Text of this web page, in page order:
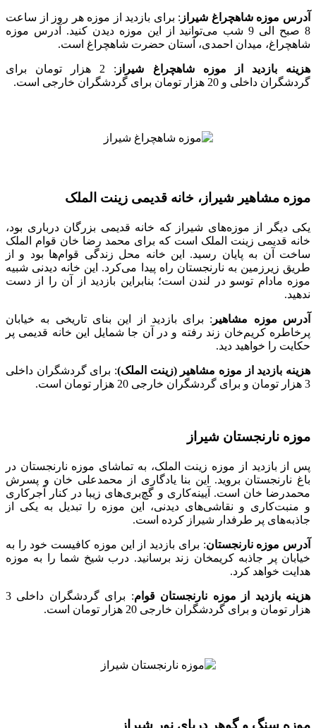
آدرس موزه شاهچراغ شیراز : برای بازدید از موزه هر روز از ساعت
8 صبح الی 9 شب می‌توانید از این موزه دیدن کنید. آدرس موزه
شاهچراغ، میدان احمدی، آستان حضرت شاهچراغ است.
هزینه بازدید از موزه شاهچراغ شیراز
: 2 هزار تومان برای
گردشگران داخلی و 20 هزار تومان برای گردشگران خارجی است.
موزه مشاهیر شیراز، خانه قدیمی زینت الملک
یکی دیگر از موزه‌های شیراز که خانه قدیمی بزرگان درباری بود،
خانه قدیمی زینت الملک است که برای محمد رضا خان قوام الملک
ساخت آن به پایان رسید. این خانه محل زندگی قوام‌ها بود و از
طریق زیرزمین به نارنجستان راه پیدا می‌کرد. این خانه دیدنی شبیه
موزه مادام توسو در لندن است؛ بنابراین بازدید از آن را از دست
ندهید.
آدرس موزه مشاهیر : برای بازدید از این بنای تاریخی به خیابان
پرخاطره کریم‌خان زند رفته و در آن جا شمایل این خانه قدیمی پر
حکایت را خواهید دید.
هزینه بازدید از موزه مشاهیر (زینت الملک): برای گردشگران داخلی
3 هزار تومان و برای گردشگران خارجی 20 هزار تومان است.
موزه نارنجستان شیراز
پس از بازدید از موزه زینت الملک، به تماشای موزه نارنجستان در
باغ نارنجستان بروید. این بنا یادگاری از محمدعلی خان و پسرش
محمدرضا خان است. آیینه‌کاری و گچ‌بری‌های زیبا در کنار آجرکاری
و منبت‌کاری و نقاشی‌های دیدنی، این موزه را تبدیل به یکی از
جاذبه‌های پر طرفدار شیراز کرده است.
آدرس موزه نارنجستان: برای بازدید از این موزه کافیست خود را به
خیابان پر جاذبه کریمخان زند برسانید. درب شیخ شما را به موزه
هدایت خواهد کرد.
هزینه بازدید از موزه نارنجستان قوام
: برای گردشگران داخلی 3
هزار تومان و برای گردشگران خارجی 20 هزار تومان است.
موزه سنگ و گوهر دریای نور شیراز